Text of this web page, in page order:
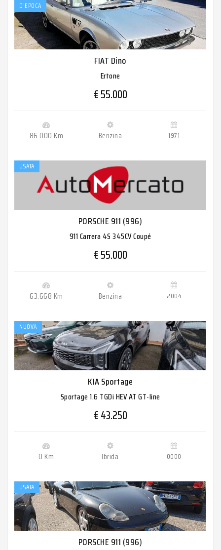
D'EPOCA
FIAT Dino
Ertone
€ 55.000
86.000 Km Benzina 1971
USATA
PORSCHE 911 (996)
911 Carrera 4S 345CV Coupé
€ 55.000
63.668 Km Benzina 2004
NUOVA
KIA Sportage
Sportage 1.6 TGDi HEV AT GT-line
€ 43.250
0 Km Ibrida 0000
USATA
PORSCHE 911 (996)